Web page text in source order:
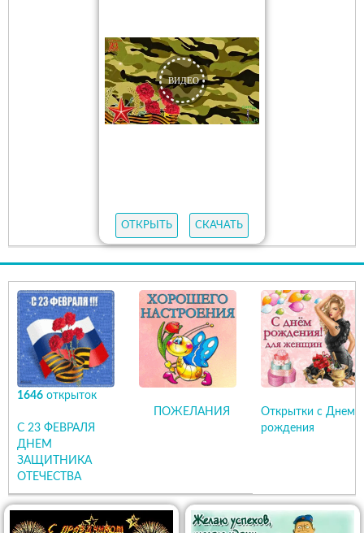
ОТКРЫТЬ СКАЧАТЬ
1646 открыток
С 23 ФЕВРАЛЯ
ДНЕМ
ЗАЩИТНИКА
ОТЕЧЕСТВА
ПОЖЕЛАНИЯ
Открытки с Днем
рождения